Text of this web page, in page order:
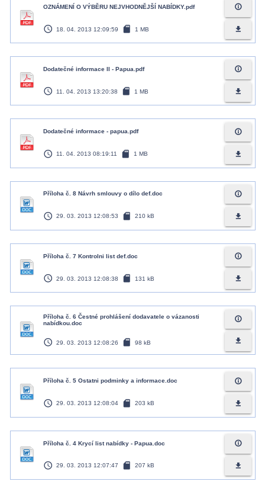
OZNÁMENÍ O VÝBĚRU NEJVHODNĚJŠÍ NABÍDKY.pdf
access_time 18. 04. 2013 12:09:59 sd_card 1 MB
info_outline
file_download
Dodatečné informace II - Papua.pdf
access_time 11. 04. 2013 13:20:38 sd_card 1 MB
info_outline
file_download
Dodatečné informace - papua.pdf
access_time 11. 04. 2013 08:19:11 sd_card 1 MB
info_outline
file_download
Příloha č. 8 Návrh smlouvy o dílo def.doc
access_time 29. 03. 2013 12:08:53 sd_card 210 kB
info_outline
file_download
Příloha č. 7 Kontrolni list def.doc
access_time 29. 03. 2013 12:08:38 sd_card 131 kB
info_outline
file_download
Příloha č. 6 Čestné prohlášení dodavatele o vázanosti
nabídkou.doc
access_time 29. 03. 2013 12:08:26 sd_card 98 kB
info_outline
file_download
Příloha č. 5 Ostatni podminky a informace.doc
access_time 29. 03. 2013 12:08:04 sd_card 203 kB
info_outline
file_download
Příloha č. 4 Krycí list nabídky - Papua.doc
access_time 29. 03. 2013 12:07:47 sd_card 207 kB
info_outline
file_download